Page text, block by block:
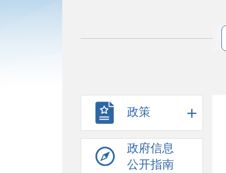
政策
政府信息
公开指南